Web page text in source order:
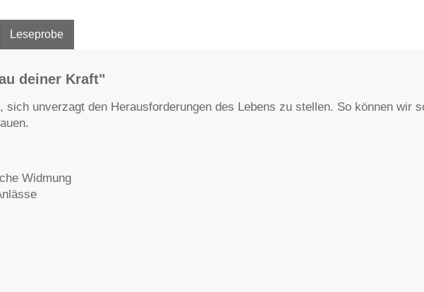
Leseprobe
deiner Kraft"
sich unverzagt den Herausforderungen des Lebens zu stellen. So können wir
Widmung